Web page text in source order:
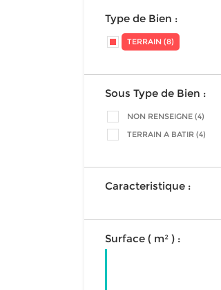
Type de Bien :
TERRAIN (8)
Sous Type de Bien :
NON RENSEIGNE (4)
TERRAIN A BATIR (4)
Caracteristique :
Surface ( m² ) :